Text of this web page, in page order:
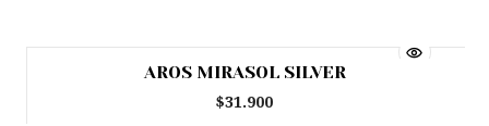
AROS MIRASOL SILVER
$31.900